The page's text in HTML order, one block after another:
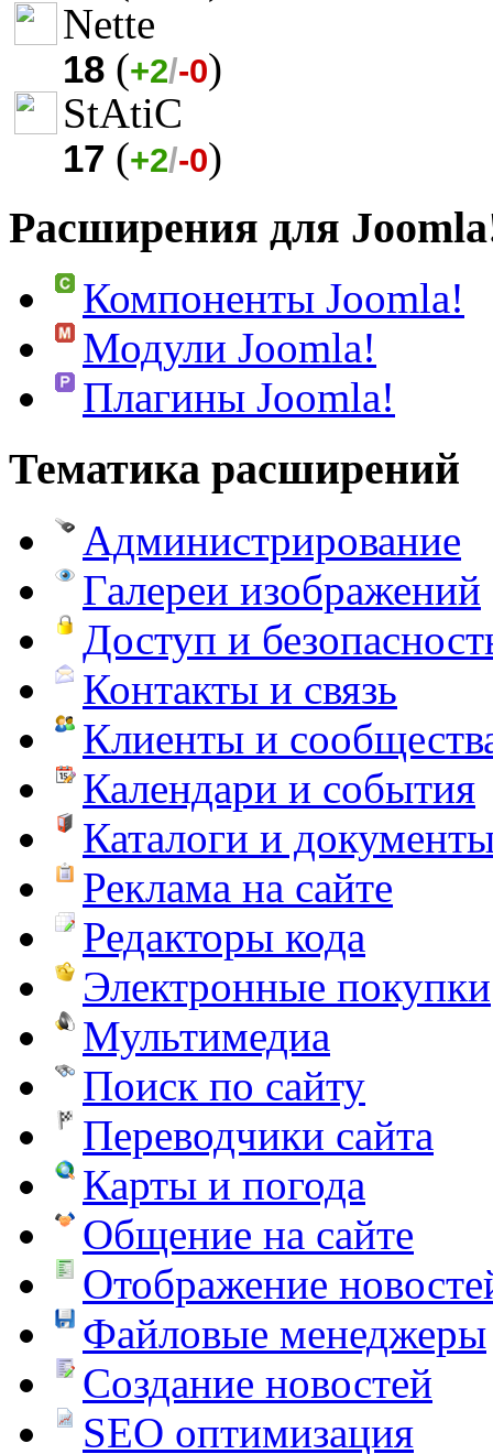
Nette
18 (+2/-0)
StAtiC
17 (+2/-0)
Расширения для
Компоненты Joomla!
Модули Joomla!
Плагины Joomla!
Тематика расширений
Администрирование
Галереи изображений
Доступ и
Контакты и связь
Клиенты и
Календари и события
Каталоги и
Реклама на сайте
Редакторы кода
Электронные покупки
Мультимедиа
Поиск по сайту
Переводчики сайта
Карты и погода
Общение на сайте
Отображение
Файловые менеджеры
Создание новостей
SEO оптимизация